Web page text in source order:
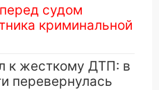
судом
криминальной
к жесткому ДТП: в
перевернулась